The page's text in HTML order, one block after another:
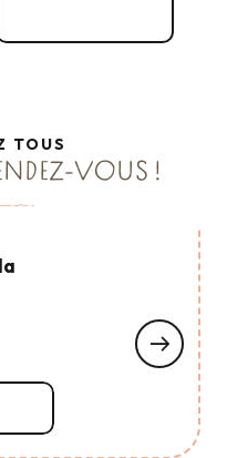
TOUS
VOUS !